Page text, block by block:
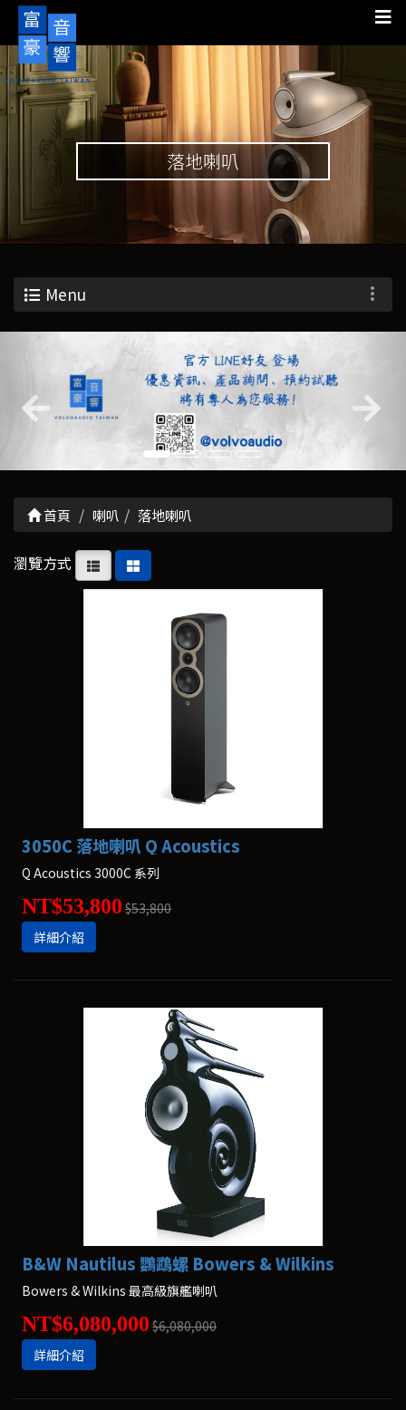
落地喇叭
Menu
首頁 喇叭 落地喇叭
瀏覽方式
3050C 落地喇叭 Q Acoustics
Q Acoustics 3000C 系列
NT$53,800 $53,800
詳細介紹
B&W Nautilus 鸚鵡螺 Bowers & Wilkins
Bowers & Wilkins 最高級旗艦喇叭
NT$6,080,000 $6,080,000
詳細介紹